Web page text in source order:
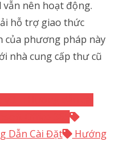
vẫn nên hoạt động.
hỗ trợ giao thức
của phương pháp này
nhà cung cấp thư cũ
Dẫn Cài Đặt
Hướng